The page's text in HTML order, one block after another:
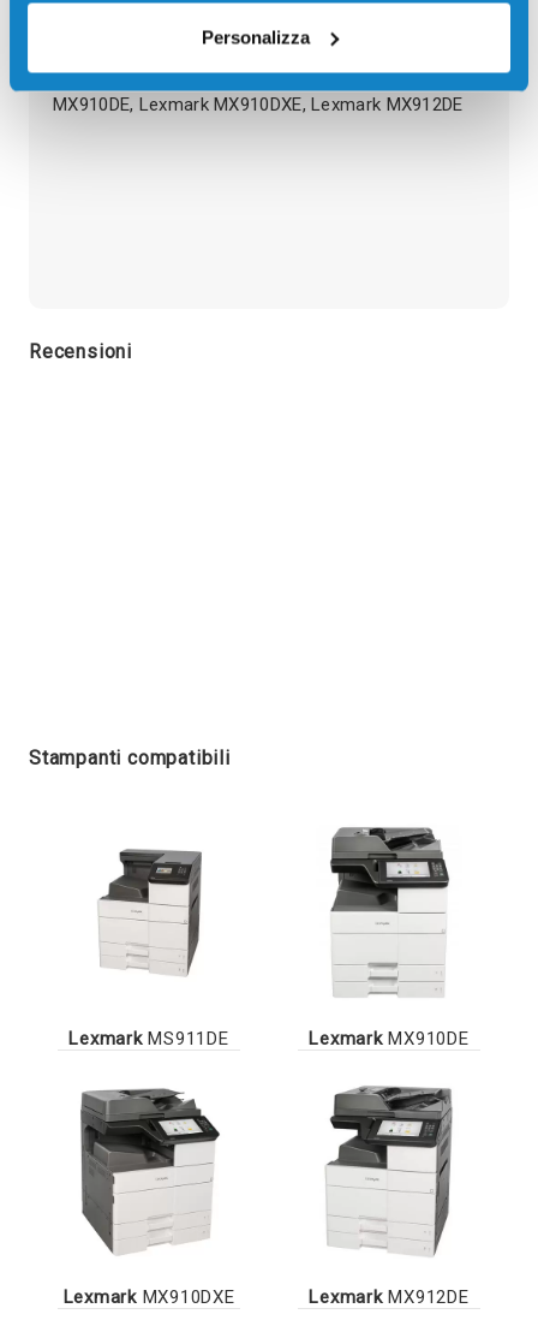
Personalizza
Toner originale Lexmark 64G0H00 NERO 32500
pagine per Stampanti: Lexmark MS911DE, Lexmark
MX910DE, Lexmark MX910DXE, Lexmark MX912DE
Recensioni
Stampanti compatibili
LexmarkMS911DE LexmarkMX910DE
LexmarkMX910DXE LexmarkMX912DE